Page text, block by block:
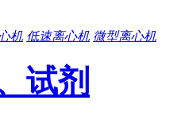
机 低速离心机 微型离心机
试剂